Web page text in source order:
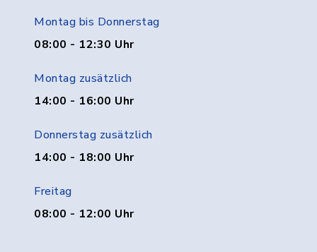
Montag bis Donnerstag
08:00 - 12:30 Uhr
Montag zusätzlich
14:00 - 16:00 Uhr
Donnerstag zusätzlich
14:00 - 18:00 Uhr
Freitag
08:00 - 12:00 Uhr